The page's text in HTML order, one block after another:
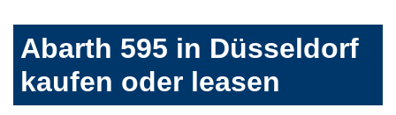
Abarth 595 in Düsseldorf
kaufen oder leasen